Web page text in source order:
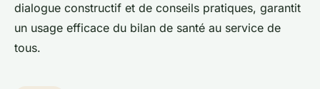
dialogue constructif et de conseils pratiques, garantit
un usage efficace du bilan de santé au service de
tous.